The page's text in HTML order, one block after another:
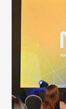
públicos e
epidemia
aumento de
de uma
contaminação
secretário.
contaminação
população e ao